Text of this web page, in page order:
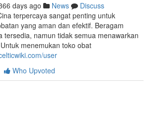
days ago News
Discuss
terpercaya sangat penting untuk
yang aman dan efektif. Beragam
tersedia, namun tidak semua menawarkan
menemukan toko obat
user
Who Upvoted